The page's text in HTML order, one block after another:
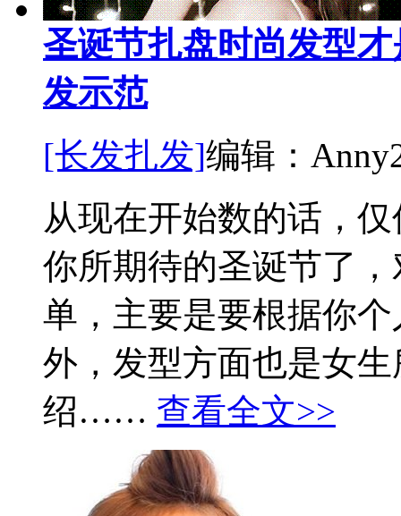
圣诞节扎盘时尚发型
发示范
[长发扎发]编辑：Anny
从现在开始数的话，
你所期待的圣诞节了
单，主要是要根据你
外，发型方面也是女
绍…… 查看全文>>